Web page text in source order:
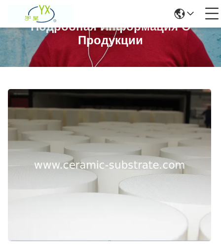
Подробная Информация О
Продукции